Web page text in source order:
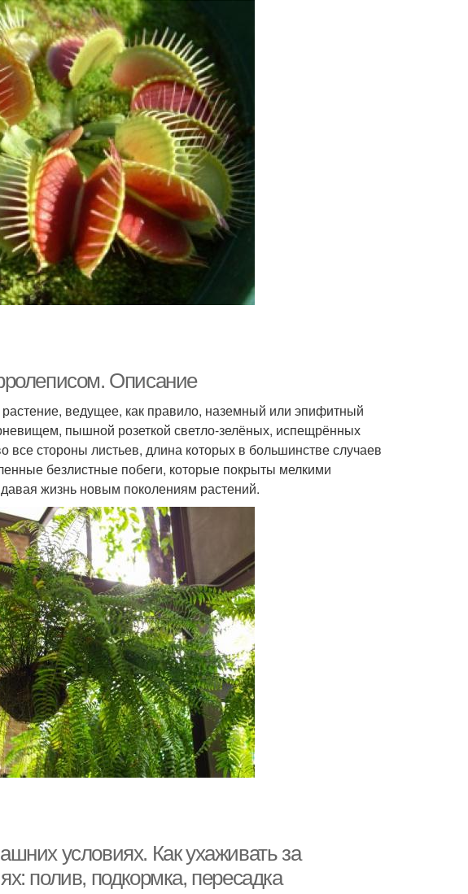
Описание
ведущее, как правило, наземный или эпифитный
пышной розеткой светло-зелёных, испещрённых
стороны листьев, длина которых в большинстве случаев
безлистные побеги, которые покрыты мелкими
жизнь новым поколениям растений.
условиях. Как ухаживать за
полив, подкормка, пересадка